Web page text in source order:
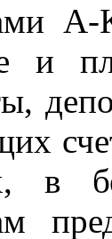
A-
и
в